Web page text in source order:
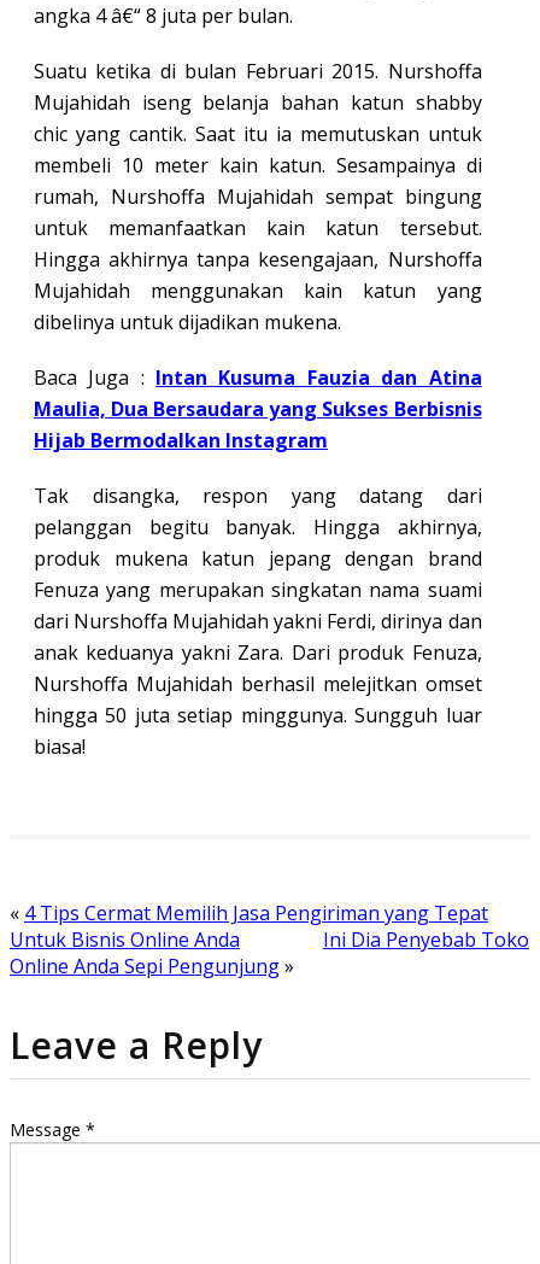
angka 4 â€“ 8 juta per bulan.
Suatu ketika di bulan Februari 2015. Nurshoffa
Mujahidah iseng belanja bahan katun shabby
chic yang cantik. Saat itu ia memutuskan untuk
membeli 10 meter kain katun. Sesampainya di
rumah, Nurshoffa Mujahidah sempat bingung
untuk memanfaatkan kain katun tersebut.
Hingga akhirnya tanpa kesengajaan, Nurshoffa
Mujahidah menggunakan kain katun yang
dibelinya untuk dijadikan mukena.
Baca Juga : Intan Kusuma Fauzia dan Atina
Maulia, Dua Bersaudara yang Sukses Berbisnis
Hijab Bermodalkan Instagram
Tak disangka, respon yang datang dari
pelanggan begitu banyak. Hingga akhirnya,
produk mukena katun jepang dengan brand
Fenuza yang merupakan singkatan nama suami
dari Nurshoffa Mujahidah yakni Ferdi, dirinya dan
anak keduanya yakni Zara. Dari produk Fenuza,
Nurshoffa Mujahidah berhasil melejitkan omset
hingga 50 juta setiap minggunya. Sungguh luar
biasa!
« 4 Tips Cermat Memilih Jasa Pengiriman yang Tepat
Untuk Bisnis Online Anda
Ini Dia Penyebab Toko
Online Anda Sepi Pengunjung»
Leave a Reply
Message *